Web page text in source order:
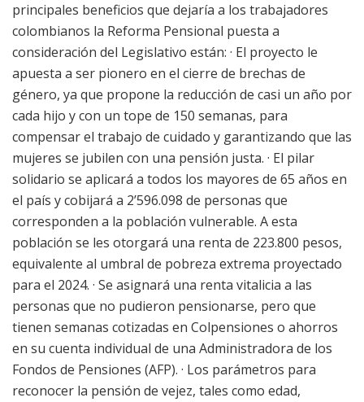
principales beneficios que dejaría a los trabajadores
colombianos la Reforma Pensional puesta a
consideración del Legislativo están: · El proyecto le
apuesta a ser pionero en el cierre de brechas de
género, ya que propone la reducción de casi un año por
cada hijo y con un tope de 150 semanas, para
compensar el trabajo de cuidado y garantizando que las
mujeres se jubilen con una pensión justa. · El pilar
solidario se aplicará a todos los mayores de 65 años en
el país y cobijará a 2’596.098 de personas que
corresponden a la población vulnerable. A esta
población se les otorgará una renta de 223.800 pesos,
equivalente al umbral de pobreza extrema proyectado
para el 2024. · Se asignará una renta vitalicia a las
personas que no pudieron pensionarse, pero que
tienen semanas cotizadas en Colpensiones o ahorros
en su cuenta individual de una Administradora de los
Fondos de Pensiones (AFP). · Los parámetros para
reconocer la pensión de vejez, tales como edad,